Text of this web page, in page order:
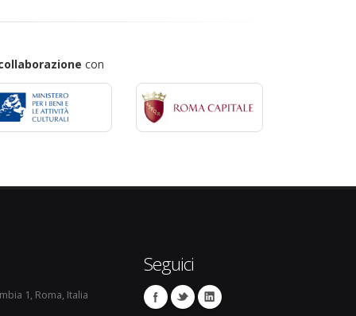
con
1, Roma, Italia
Seguici